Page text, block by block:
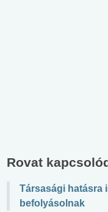
Rovat
Társasági hatásra
befolyásolnak